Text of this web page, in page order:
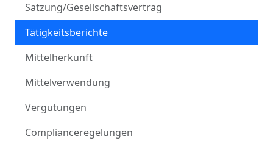
Satzung/Gesellschaftsvertrag
Tätigkeitsberichte
Mittelherkunft
Mittelverwendung
Vergütungen
Complianceregelungen